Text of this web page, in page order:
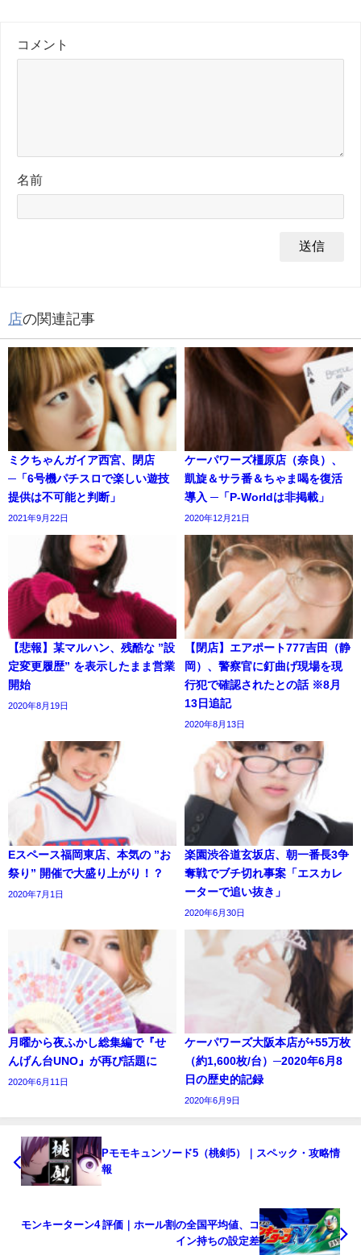
コメント
名前
店の関連記事
ミクちゃんガイア西宮、閉店
─「6号機パチスロで楽しい遊技
提供は不可能と判断」
2021年9月22日
ケーパワーズ橿原店（奈良）、
凱旋＆サラ番＆ちゃま喝を復活
導入 ─「P-Worldは非掲載」
2020年12月21日
【悲報】某マルハン、残酷な ”設
定変更履歴” を表示したまま営業
開始
2020年8月19日
【閉店】エアポート777吉田（静
岡）、警察官に釘曲げ現場を現
行犯で確認されたとの話 ※8月
13日追記
2020年8月13日
Eスペース福岡東店、本気の ”お
祭り” 開催で大盛り上がり！？
2020年7月1日
楽園渋谷道玄坂店、朝一番長3争
奪戦でブチ切れ事案「エスカレ
ーターで追い抜き」
2020年6月30日
月曜から夜ふかし総集編で『せ
んげん台UNO』が再び話題に
2020年6月11日
ケーパワーズ大阪本店が+55万枚
（約1,600枚/台）─2020年6月8
日の歴史的記録
2020年6月9日
Pモモキュンソード5（桃剣5）｜スペック・攻略情
報
モンキーターン4 評価｜ホール割の全国平均値、コ
イン持ちの設定差